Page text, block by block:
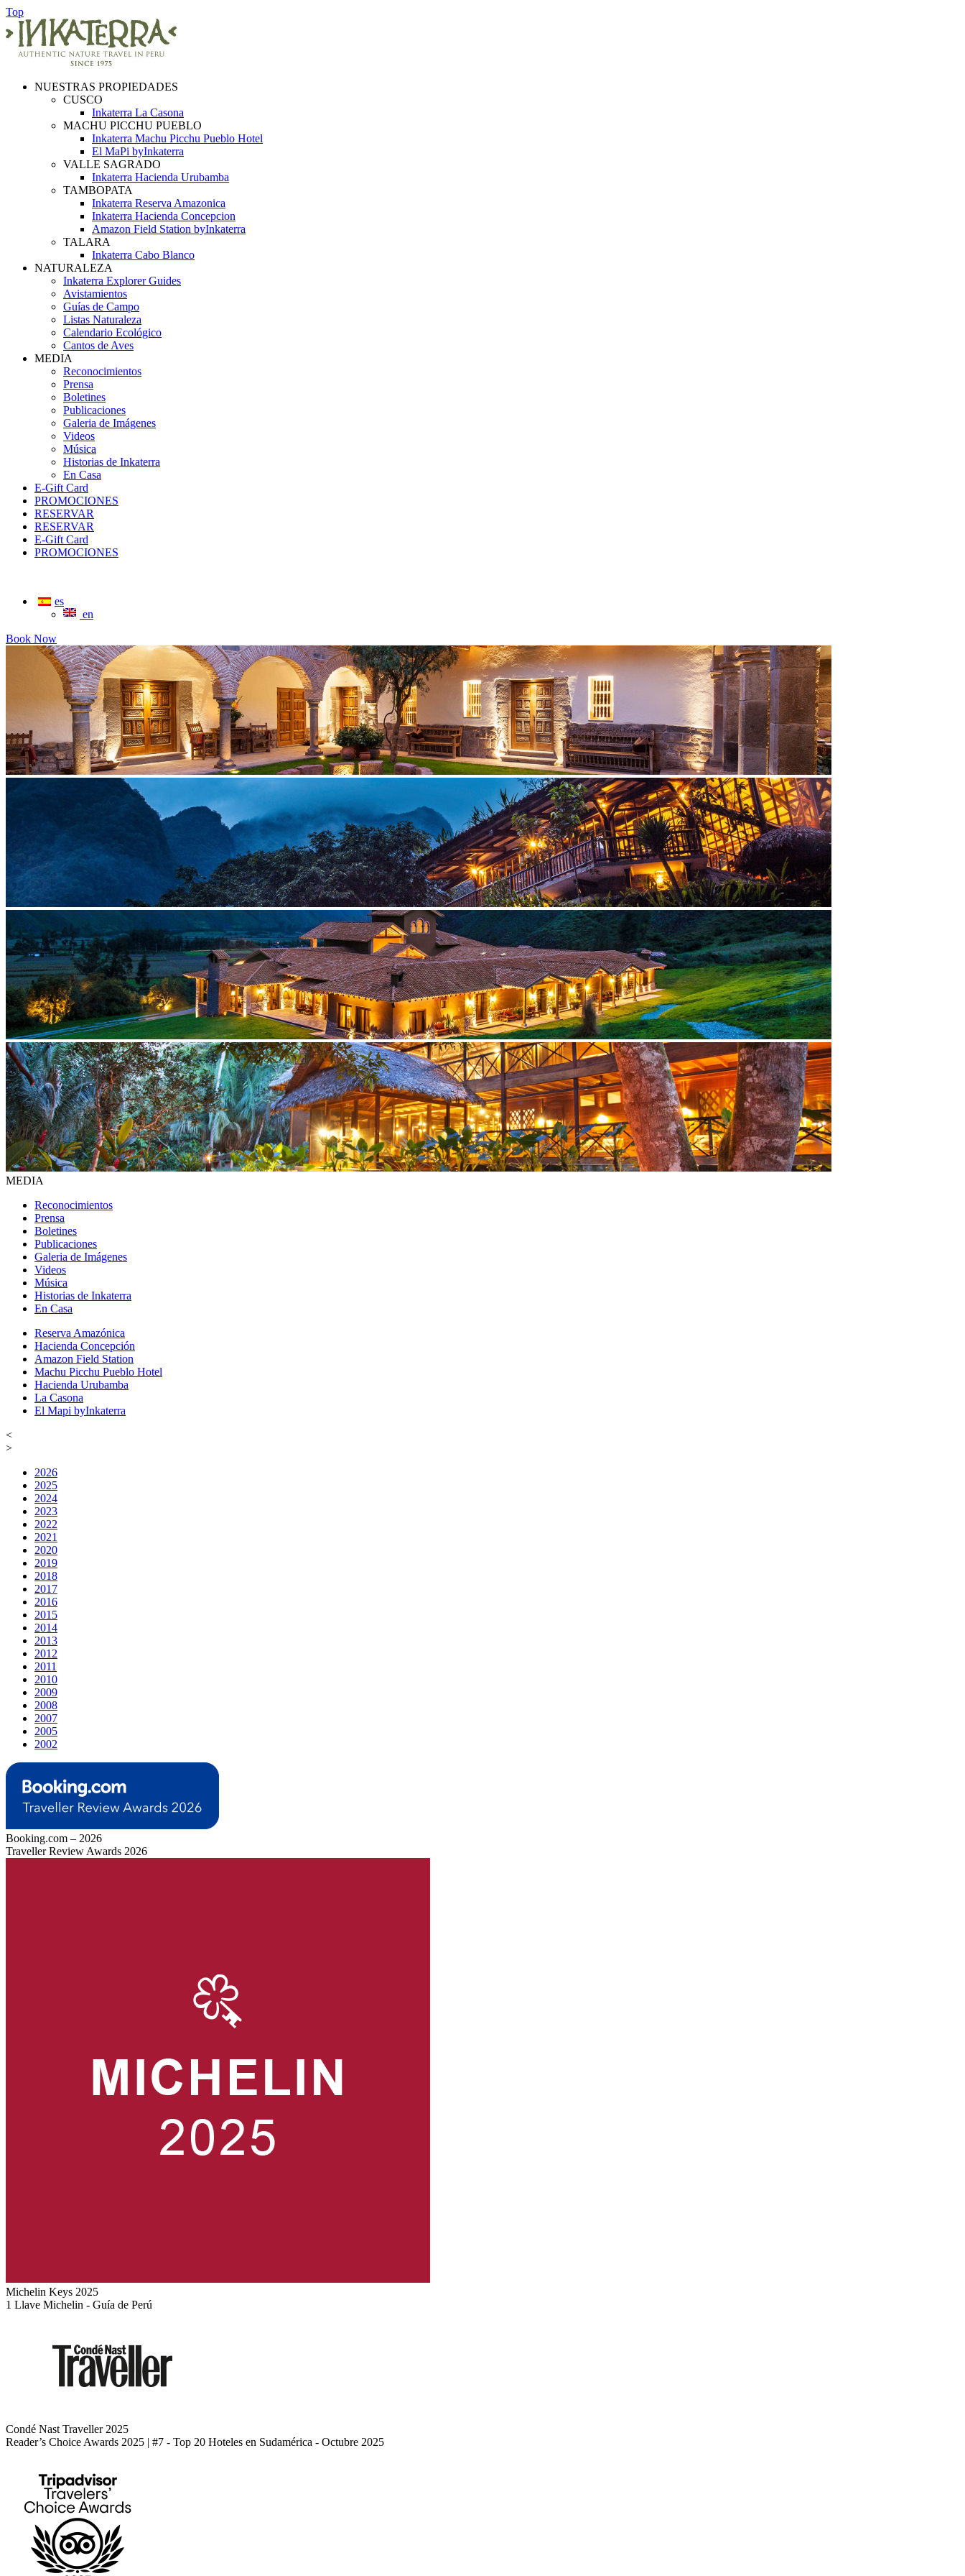
Top
NUESTRAS PROPIEDADES
CUSCO
Inkaterra La Casona
MACHU PICCHU PUEBLO
Inkaterra Machu Picchu Pueblo Hotel
El MaPi byInkaterra
VALLE SAGRADO
Inkaterra Hacienda Urubamba
TAMBOPATA
Inkaterra Reserva Amazonica
Inkaterra Hacienda Concepcion
Amazon Field Station byInkaterra
TALARA
Inkaterra Cabo Blanco
NATURALEZA
Inkaterra Explorer Guides
Avistamientos
Guías de Campo
Listas Naturaleza
Calendario Ecológico
Cantos de Aves
MEDIA
Reconocimientos
Prensa
Boletines
Publicaciones
Galeria de Imágenes
Videos
Música
Historias de Inkaterra
En Casa
E-Gift Card
PROMOCIONES
RESERVAR
RESERVAR
E-Gift Card
PROMOCIONES
es
en
Book Now
MEDIA
Reconocimientos
Prensa
Boletines
Publicaciones
Galeria de Imágenes
Videos
Música
Historias de Inkaterra
En Casa
Reserva Amazónica
Hacienda Concepción
Amazon Field Station
Machu Picchu Pueblo Hotel
Hacienda Urubamba
La Casona
El Mapi byInkaterra
<
>
2026
2025
2024
2023
2022
2021
2020
2019
2018
2017
2016
2015
2014
2013
2012
2011
2010
2009
2008
2007
2005
2002
Booking.com – 2026
Traveller Review Awards 2026
Michelin Keys 2025
1 Llave Michelin - Guía de Perú
Condé Nast Traveller 2025
Reader’s Choice Awards 2025 | #7 - Top 20 Hoteles en Sudamérica - Octubre 2025